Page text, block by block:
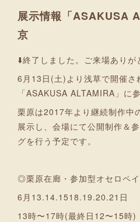
展示情報「ASAKUSA
京
⬇️終了しました。ご来場ありが
6月13日(土)より浅草で開催さ
「ASAKUSA ALTAMIRA」に
栗原は2017年より継続制作中
展示し、会場にて公開制作＆
グを行う予定です。
◎栗原在廊・参加型オセロペ
6月13.14.1518.19.20.21日
13時〜17時(最終日12〜15時)